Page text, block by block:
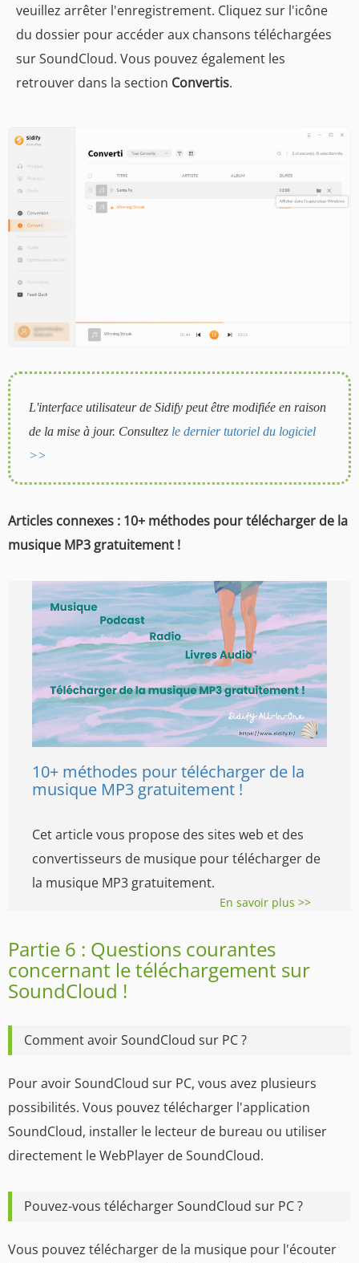
veuillez arrêter l'enregistrement. Cliquez sur l'icône
du dossier pour accéder aux chansons téléchargées
sur SoundCloud. Vous pouvez également les
retrouver dans la section Convertis.
L'interface utilisateur de Sidify peut être modifiée en raison
de la mise à jour. Consultez le dernier tutoriel du logiciel
>>
Articles connexes : 10+ méthodes pour télécharger de la
musique MP3 gratuitement !
10+ méthodes pour télécharger de la
musique MP3 gratuitement !
Cet article vous propose des sites web et des
convertisseurs de musique pour télécharger de
la musique MP3 gratuitement.
En savoir plus >>
Partie 6 : Questions courantes
concernant le téléchargement sur
SoundCloud !
Comment avoir SoundCloud sur PC ?
Pour avoir SoundCloud sur PC, vous avez plusieurs
possibilités. Vous pouvez télécharger l'application
SoundCloud, installer le lecteur de bureau ou utiliser
directement le WebPlayer de SoundCloud.
Pouvez-vous télécharger SoundCloud sur PC ?
Vous pouvez télécharger de la musique pour l'écouter